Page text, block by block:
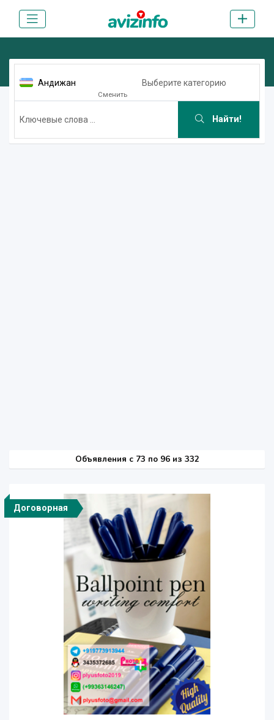
Андижан
Сменить
Выберите категорию
Найти!
Объявления c 73 по 96 из 332
Договорная